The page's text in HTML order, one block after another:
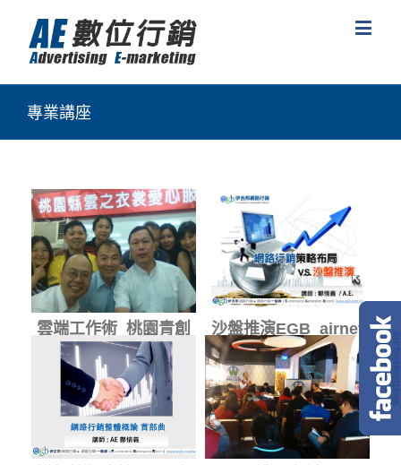
專業講座
雲端工作術_桃園青創 沙盤推演EGB_airnet